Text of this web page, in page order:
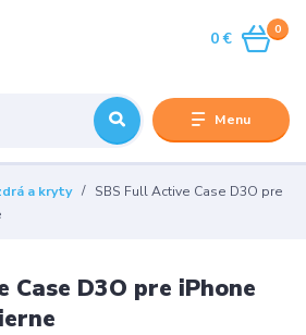
Menu
0
0 €
a kryty
SBS Full Active Case D3O pre
Case D3O pre iPhone